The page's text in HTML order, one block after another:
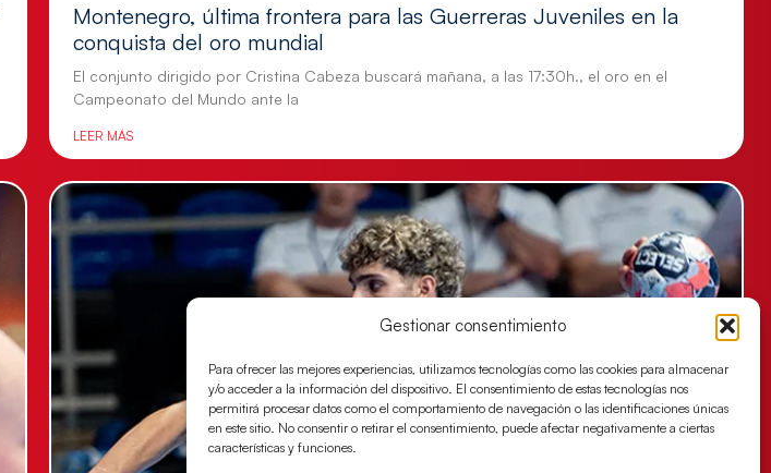
Gestionar consentimiento
Para ofrecer las mejores experiencias, utilizamos tecnologías como las cookies para almacenar
y/o acceder a la información del dispositivo. El consentimiento de estas tecnologías nos
permitirá procesar datos como el comportamiento de navegación o las identificaciones únicas
en este sitio. No consentir o retirar el consentimiento, puede afectar negativamente a ciertas
características y funciones.
Montenegro, última frontera para las Guerreras Juveniles en la
conquista del oro mundial
El conjunto dirigido por Cristina Cabeza buscará mañana, a las 17:30h., el oro en el
Campeonato del Mundo ante la
LEER MÁS